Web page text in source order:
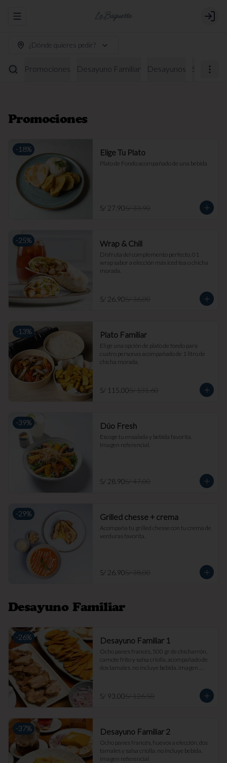
Abrir menu de navegación Login
¿Dónde quieres pedir?
Promociones Desayuno Familiar Desayunos
Promociones
-18% Elige Tu Plato
Plato de Fondo acompañado de una bebida
S/ 27.90S/ 33.90
-25% Wrap & Chill
Disfruta del complemento perfecto, 01
wrap sabor a elección más iced tea o chicha
morada.
S/ 26.90S/ 36.00
-13% Plato Familiar
Elige una opción de plato de fondo para
cuatro personas acompañado de 1 litro de
chicha morada.
S/ 115.00S/ 131.60
-39% Dúo Fresh
Escoge tu ensalada y bebida favorita.
Imagen referencial.
S/ 28.90S/ 47.00
-29% Grilled chesse + crema
Acompaña tu grilled chesse con tu crema de
verduras favorita.
S/ 26.90S/ 38.00
Desayuno Familiar
-26% Desayuno Familiar 1
Ocho panes francés, 500 gr de chicharrón,
camote frito y salsa criolla, acompañado de
dos tamales. no incluye bebida. imagen
S/ 93.00S/ 126.50
-37% Desayuno Familiar 2
Ocho panes francés, huevos a elección, dos
tamales y salsa criolla. no incluye bebida.
imagen referencial.